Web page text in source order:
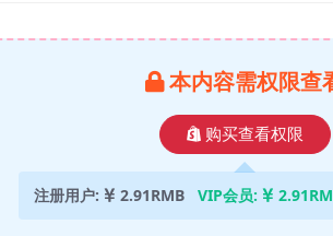
本内容需权限查
购买查看权限
注册用户: 2.91RMB VIP会员: